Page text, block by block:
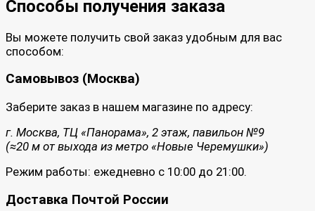
Способы получения заказа
Вы можете получить свой заказ удобным для вас
способом:
Самовывоз (Москва)
Заберите заказ в нашем магазине по адресу:
г. Москва, ТЦ «Панорама», 2 этаж, павильон №9
(≈20 м от выхода из метро «Новые Черемушки»)
Режим работы: ежедневно с 10:00 до 21:00.
Доставка Почтой России